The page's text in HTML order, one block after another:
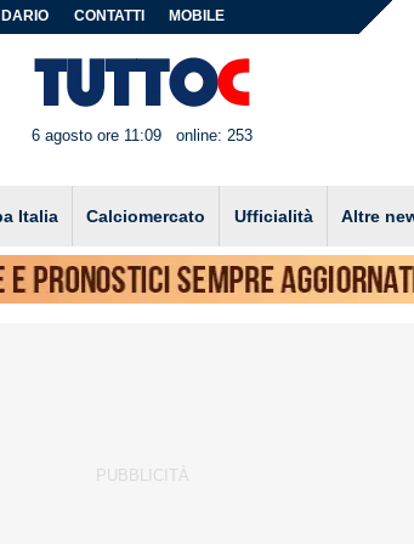
CONTATTI MOBILE
6 agosto ore 11:09 online: 253
Italia Calciomercato Ufficialità Altre